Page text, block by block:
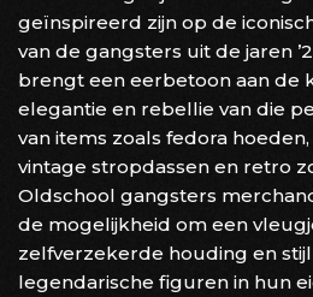
geïnspireerd zijn op de
van de gangsters uit de jaren
brengt een eerbetoon aan de
elegantie en rebellie van die
van items zoals fedora
vintage stropdassen en retro
Oldschool gangsters
de mogelijkheid om een
zelfverzekerde houding en
legendarische figuren in hun